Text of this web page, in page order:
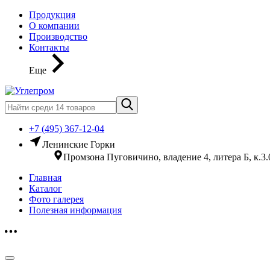
Продукция
О компании
Производство
Контакты
Еще
+7 (495) 367-12-04
Ленинские Горки
Промзона Пуговичино, владение 4, литера Б,
Главная
Каталог
Фото галерея
Полезная информация